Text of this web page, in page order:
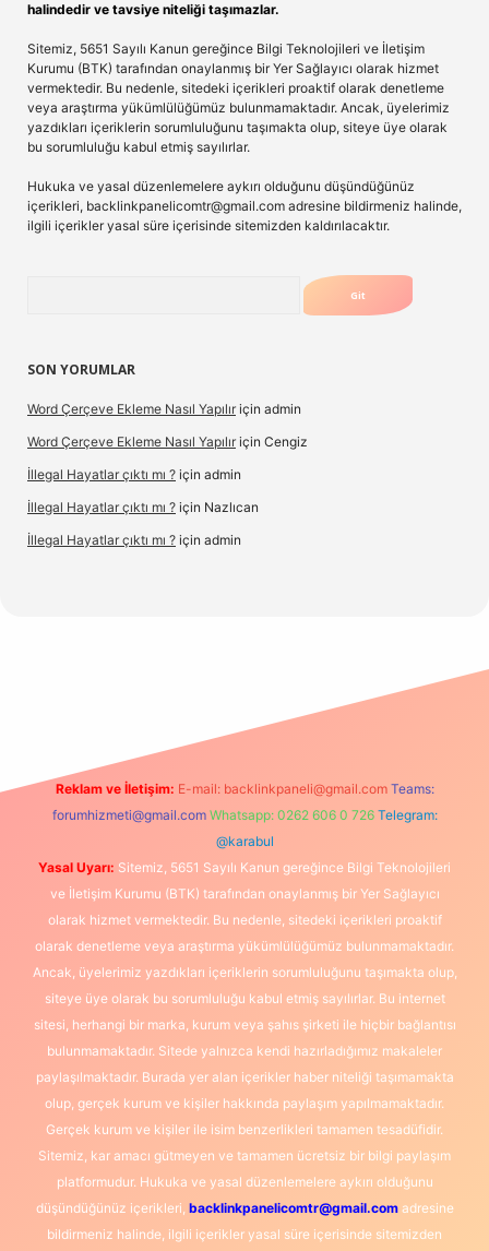
halindedir ve tavsiye niteliği taşımazlar.
Sitemiz, 5651 Sayılı Kanun gereğince Bilgi Teknolojileri ve İletişim
Kurumu (BTK) tarafından onaylanmış bir Yer Sağlayıcı olarak hizmet
vermektedir. Bu nedenle, sitedeki içerikleri proaktif olarak denetleme
veya araştırma yükümlülüğümüz bulunmamaktadır. Ancak, üyelerimiz
yazdıkları içeriklerin sorumluluğunu taşımakta olup, siteye üye olarak
bu sorumluluğu kabul etmiş sayılırlar.
Hukuka ve yasal düzenlemelere aykırı olduğunu düşündüğünüz
içerikleri, backlinkpanelicomtr@gmail.com adresine bildirmeniz halinde,
ilgili içerikler yasal süre içerisinde sitemizden kaldırılacaktır.
SON YORUMLAR
Word Çerçeve Ekleme Nasıl Yapılır için admin
Word Çerçeve Ekleme Nasıl Yapılır için Cengiz
İllegal Hayatlar çıktı mı ? için admin
İllegal Hayatlar çıktı mı ? için Nazlıcan
İllegal Hayatlar çıktı mı ? için admin
Reklam ve İletişim: E-mail: backlinkpaneli@gmail.com Teams:
forumhizmeti@gmail.com Whatsapp: 0262 606 0 726 Telegram:
@karabul
Yasal Uyarı: Sitemiz, 5651 Sayılı Kanun gereğince Bilgi Teknolojileri
ve İletişim Kurumu (BTK) tarafından onaylanmış bir Yer Sağlayıcı
olarak hizmet vermektedir. Bu nedenle, sitedeki içerikleri proaktif
olarak denetleme veya araştırma yükümlülüğümüz bulunmamaktadır.
Ancak, üyelerimiz yazdıkları içeriklerin sorumluluğunu taşımakta olup,
siteye üye olarak bu sorumluluğu kabul etmiş sayılırlar. Bu internet
sitesi, herhangi bir marka, kurum veya şahıs şirketi ile hiçbir bağlantısı
bulunmamaktadır. Sitede yalnızca kendi hazırladığımız makaleler
paylaşılmaktadır. Burada yer alan içerikler haber niteliği taşımamakta
olup, gerçek kurum ve kişiler hakkında paylaşım yapılmamaktadır.
Gerçek kurum ve kişiler ile isim benzerlikleri tamamen tesadüfidir.
Sitemiz, kar amacı gütmeyen ve tamamen ücretsiz bir bilgi paylaşım
platformudur. Hukuka ve yasal düzenlemelere aykırı olduğunu
düşündüğünüz içerikleri, backlinkpanelicomtr@gmail.comadresine
bildirmeniz halinde, ilgili içerikler yasal süre içerisinde sitemizden